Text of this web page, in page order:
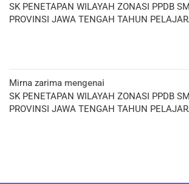
SK PENETAPAN WILAYAH ZONASI PPDB
PROVINSI JAWA TENGAH TAHUN
Mirna zarima mengenai
SK PENETAPAN WILAYAH ZONASI PPDB
PROVINSI JAWA TENGAH TAHUN